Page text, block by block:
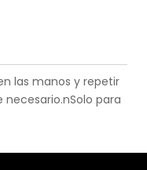
las manos y repetir
para